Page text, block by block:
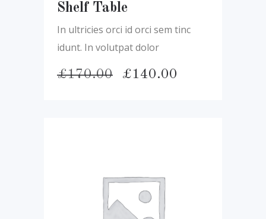
Shelf Table
In ultricies orci id orci sem tinc
idunt. In volutpat dolor
£170.00
Pôvodná
£140.00